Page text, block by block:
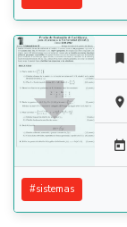




#sistemas